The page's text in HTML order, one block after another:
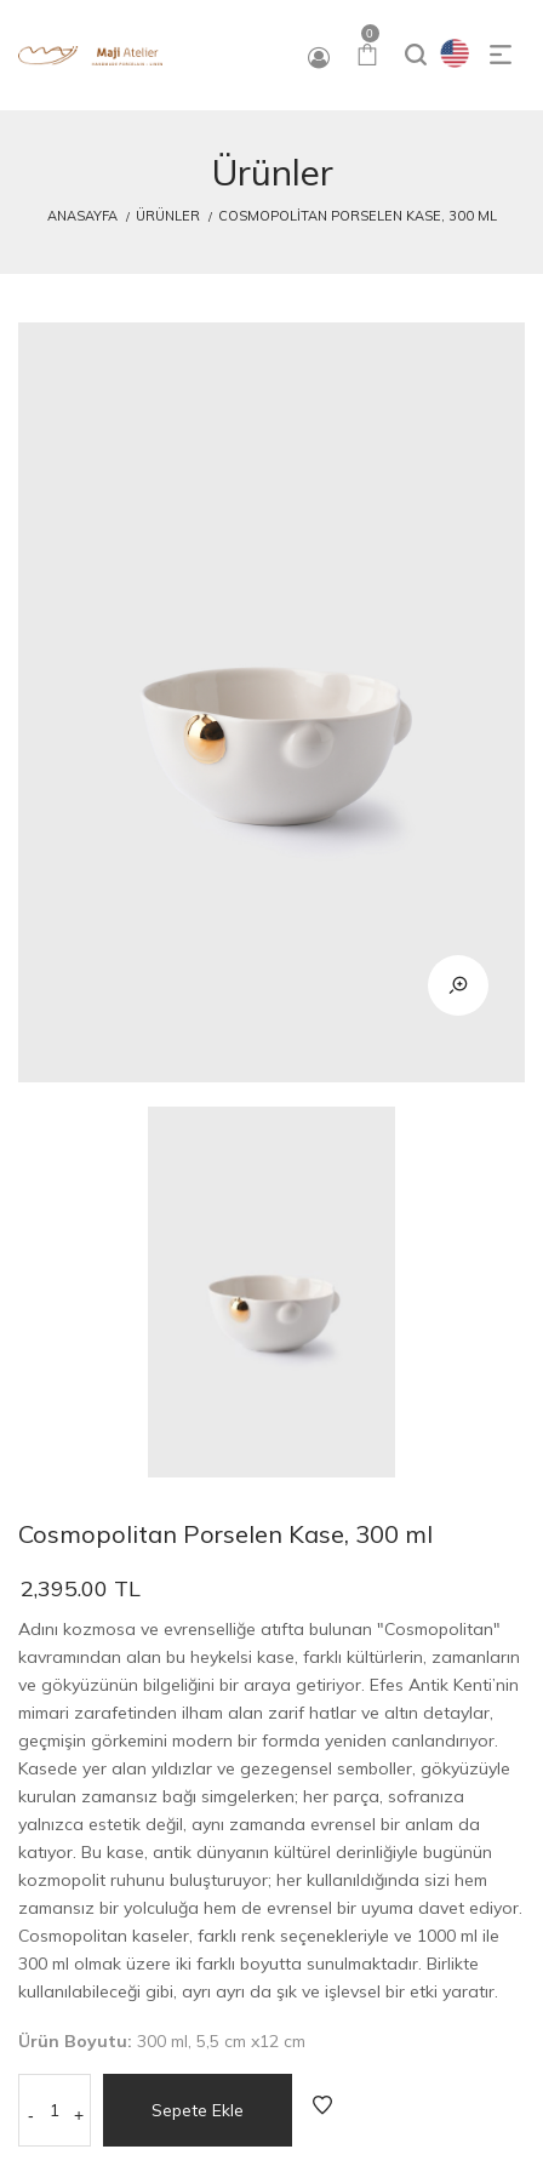
0
Ürünler
ANASAYFA ÜRÜNLER COSMOPOLITAN PORSELEN KASE, 300 ML
Cosmopolitan Porselen Kase, 300 ml
2,395.00 TL
Adını kozmosa ve evrenselliğe atıfta bulunan "Cosmopolitan"
kavramından alan bu heykelsi kase, farklı kültürlerin, zamanların
ve gökyüzünün bilgeliğini bir araya getiriyor. Efes Antik Kenti’nin
mimari zarafetinden ilham alan zarif hatlar ve altın detaylar,
geçmişin görkemini modern bir formda yeniden canlandırıyor.
Kasede yer alan yıldızlar ve gezegensel semboller, gökyüzüyle
kurulan zamansız bağı simgelerken; her parça, sofranıza
yalnızca estetik değil, aynı zamanda evrensel bir anlam da
katıyor. Bu kase, antik dünyanın kültürel derinliğiyle bugünün
kozmopolit ruhunu buluşturuyor; her kullanıldığında sizi hem
zamansız bir yolculuğa hem de evrensel bir uyuma davet ediyor.
Cosmopolitan kaseler, farklı renk seçenekleriyle ve 1000 ml ile
300 ml olmak üzere iki farklı boyutta sunulmaktadır. Birlikte
kullanılabileceği gibi, ayrı ayrı da şık ve işlevsel bir etki yaratır.
Ürün Boyutu: 300 ml, 5,5 cm x12 cm
- + Sepete Ekle